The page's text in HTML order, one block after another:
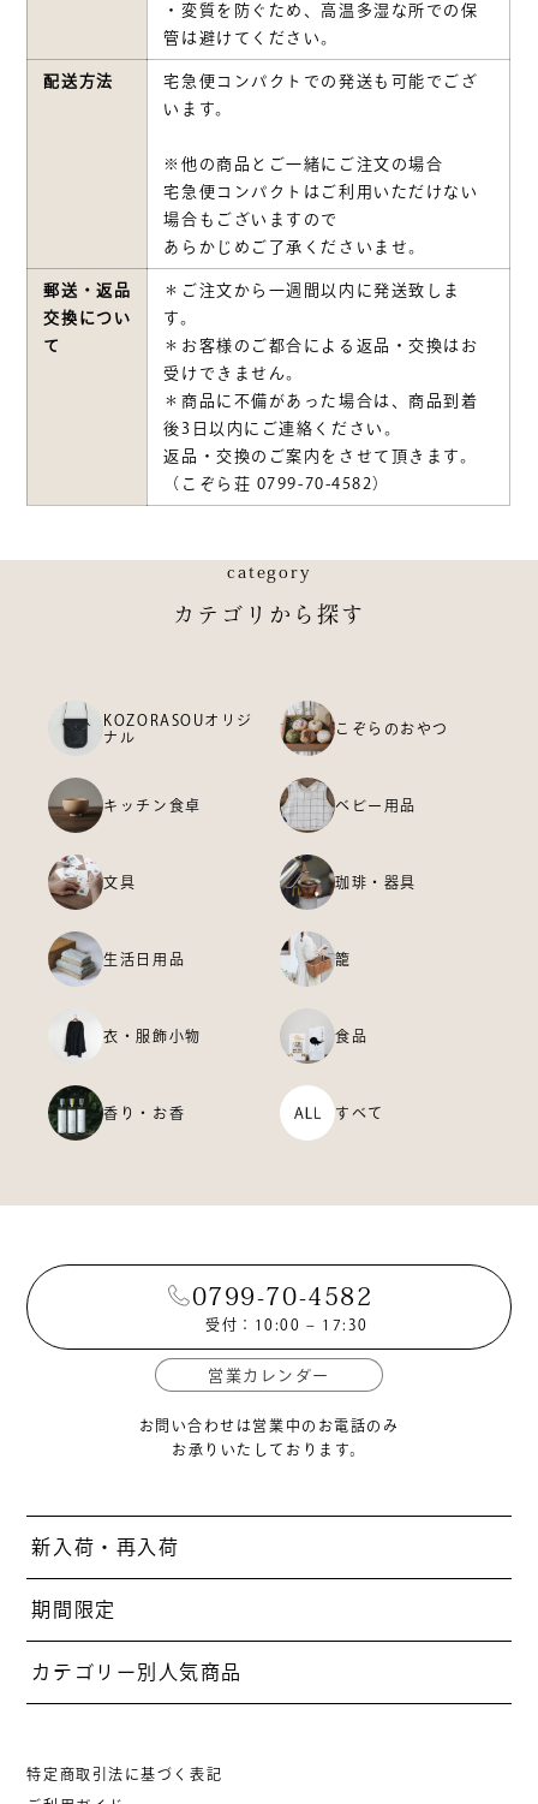
・変質を防ぐため、高温多湿な所での保
管は避けてください。
配送方法
宅急便コンパクトでの発送も可能でござ
います。
※他の商品とご一緒にご注文の場合
宅急便コンパクトはご利用いただけない
場合もございますので
あらかじめご了承くださいませ。
郵送・返品
交換につい
て
＊ご注文から一週間以内に発送致しま
す。
＊お客様のご都合による返品・交換はお
受けできません。
＊商品に不備があった場合は、商品到着
後3日以内にご連絡ください。
返品・交換のご案内をさせて頂きます。
（こぞら荘 0799-70-4582）
category
カテゴリから探す
KOZORASOUオリジ
ナル
こぞらのおやつ
キッチン食卓 ベビー用品
文具 珈琲・器具
生活日用品 籠
衣・服飾小物 食品
香り・お香 すべて
0799-70-4582
受付：10:00 – 17:30
営業カレンダー
お問い合わせは営業中のお電話のみ
お承りいたしております。
新入荷・再入荷
期間限定
カテゴリー別人気商品
特定商取引法に基づく表記